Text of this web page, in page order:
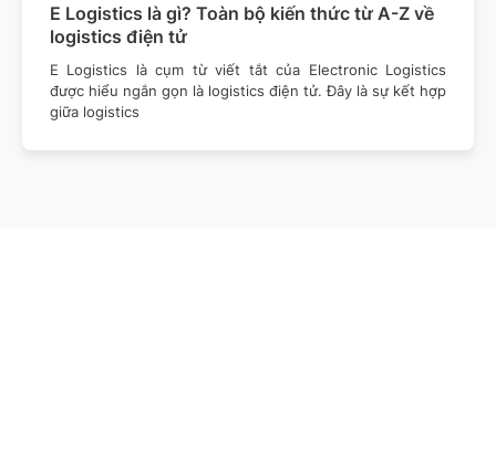
E Logistics là gì? Toàn bộ kiến thức từ A-Z về
logistics điện tử
E Logistics là cụm từ viết tắt của Electronic Logistics
được hiểu ngắn gọn là logistics điện tử. Đây là sự kết hợp
giữa logistics